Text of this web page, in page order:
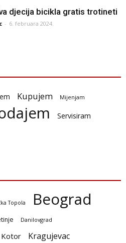
djecija bicikla gratis trotineti
- 6. februara 2024.
Kupujem Mijenjam
Servisiram
Topola Beograd
Danilovgrad
Kotor Kragujevac